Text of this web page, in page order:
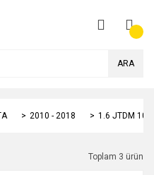
ARA
2010 - 2018 1.6 JTDM 105
Toplam 3 ürün